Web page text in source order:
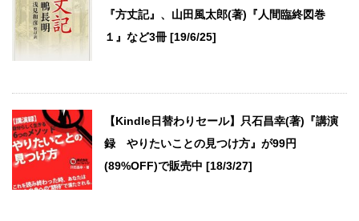
『方丈記』、山田風太郎(著)『人間臨終図巻
１』など3冊 [19/6/25]
【Kindle日替わりセール】只石昌幸(著)『講演
録 やりたいことの見つけ方』が99円
(89%OFF)で販売中 [18/3/27]